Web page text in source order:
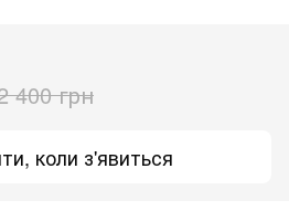
400 грн
коли з'явиться